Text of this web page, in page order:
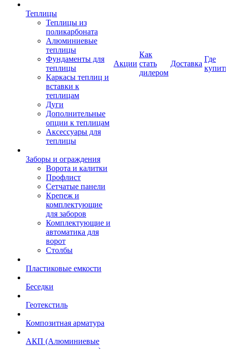
Теплицы
Теплицы из
поликарбоната
Алюминиевые
теплицы
Фундаменты для
теплицы
Каркасы теплиц и
вставки к
теплицам
Дуги
Дополнительные
опции к теплицам
Аксессуары для
теплицы
Заборы и ограждения
Ворота и калитки
Профлист
Сетчатые панели
Крепеж и
комплектующие
для заборов
Комплектующие и
автоматика для
ворот
Столбы
Пластиковые емкости
Беседки
Геотекстиль
Композитная арматура
АКП (Алюминиевые
Акции
Как
стать
дилером
Доставка
Где